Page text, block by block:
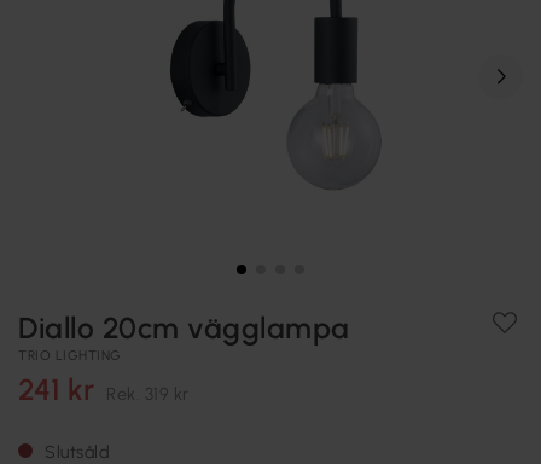
Diallo 20cm vägglampa
TRIO LIGHTING
241 kr Rek. 319 kr
Slutsåld